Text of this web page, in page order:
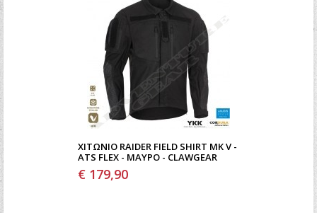
ΧΙΤΏΝΙΟ RAIDER FIELD SHIRT MK V -
ATS FLEX - ΜΑΎΡΟ - CLAWGEAR
€ 179,90